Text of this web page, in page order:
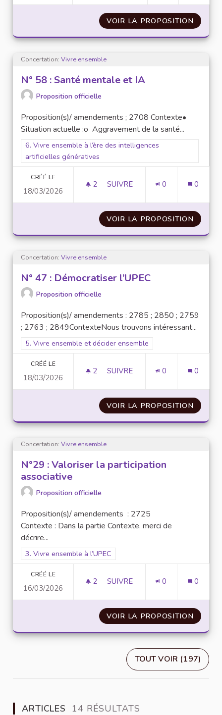
VOIR LA PROPOSITION MAIN
Concertation: Vivre ensemble
N° 58 : Santé mentale et IA
Proposition officielle
Proposition(s)/ amendements ; 2708 Contexte•
Situation actuelle :o Aggravement de la santé...
Filtrer les résultats pour le secteur : 6. Vivre ensemble à
6. Vivre ensemble à l’ère des intelligences
artificielles génératives
CRÉÉ LE
18/03/2026
2 2 ABONNÉS
SUIVRE 0 0
VOIR LA PROPOSITION N° 58
Concertation: Vivre ensemble
N° 47 : Démocratiser l’UPEC
Proposition officielle
Proposition(s)/ amendements : 2785 ; 2850 ; 2759
; 2763 ; 2849ContexteNous trouvons intéressant...
Filtrer les résultats pour le secteur : 5. Vivre ensemble et
5. Vivre ensemble et décider ensemble
CRÉÉ LE
18/03/2026
2 2 ABONNÉS
SUIVRE 0 0
VOIR LA PROPOSITION N° 47
Concertation: Vivre ensemble
N°29 : Valoriser la participation
associative
Proposition officielle
Proposition(s)/ amendements : 2725
Contexte : Dans la partie Contexte, merci de
décrire...
Filtrer les résultats pour le secteur : 3. Vivre ensemble à
3. Vivre ensemble à l’UPEC
CRÉÉ LE
16/03/2026
2 2 ABONNÉS
SUIVRE 0 0
VOIR LA PROPOSITION N°29
TOUT VOIR (197)
ARTICLES 14 RÉSULTATS